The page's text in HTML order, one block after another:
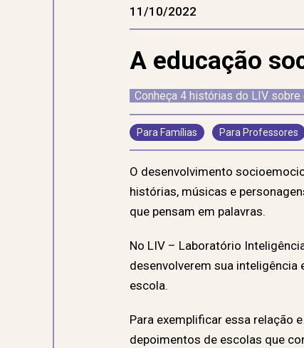
11/10/2022
A educação
Conheça 4 histórias do LIV
Para Famílias Para Professores
O desenvolvimento
histórias, músicas e
que pensam em palavras.
No LIV – Laboratório
desenvolverem sua
escola.
Para exemplificar essa relação
depoimentos de escolas que